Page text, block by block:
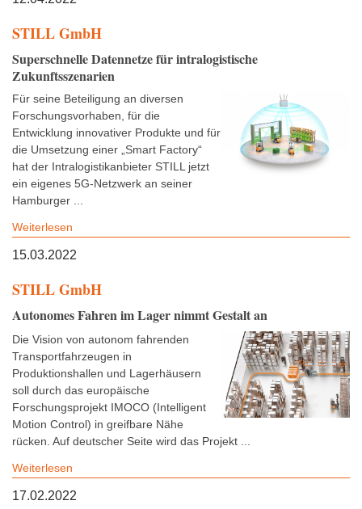
STILL GmbH
Superschnelle Datennetze für intralogistische
Zukunftsszenarien
Für seine Beteiligung an diversen
Forschungsvorhaben, für die
Entwicklung innovativer Produkte und für
die Umsetzung einer „Smart Factory“
hat der Intralogistikanbieter STILL jetzt
ein eigenes 5G-Netzwerk an seiner
Hamburger ...
Weiterlesen
15.03.2022
STILL GmbH
Autonomes Fahren im Lager nimmt Gestalt an
Die Vision von autonom fahrenden
Transportfahrzeugen in
Produktionshallen und Lagerhäusern
soll durch das europäische
Forschungsprojekt IMOCO (Intelligent
Motion Control) in greifbare Nähe
rücken. Auf deutscher Seite wird das Projekt ...
Weiterlesen
17.02.2022